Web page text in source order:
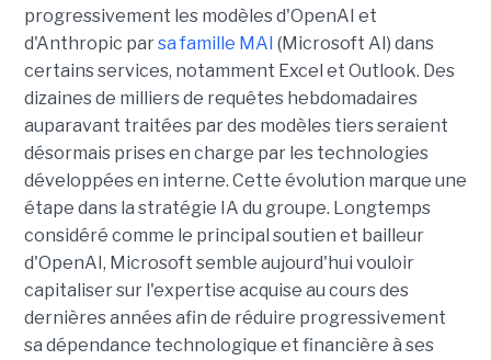
progressivement les modèles d'OpenAI et
d'Anthropic parsa famille MAI (Microsoft AI) dans
certains services, notamment Excel et Outlook. Des
dizaines de milliers de requêtes hebdomadaires
auparavant traitées par des modèles tiers seraient
désormais prises en charge par les technologies
développées en interne. Cette évolution marque une
étape dans la stratégie IA du groupe. Longtemps
considéré comme le principal soutien et bailleur
d'OpenAI, Microsoft semble aujourd'hui vouloir
capitaliser sur l'expertise acquise au cours des
dernières années afin de réduire progressivement
sa dépendance technologique et financière à ses